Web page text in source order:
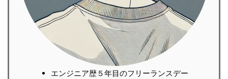
エンジニア歴５年目のフリーランスデー